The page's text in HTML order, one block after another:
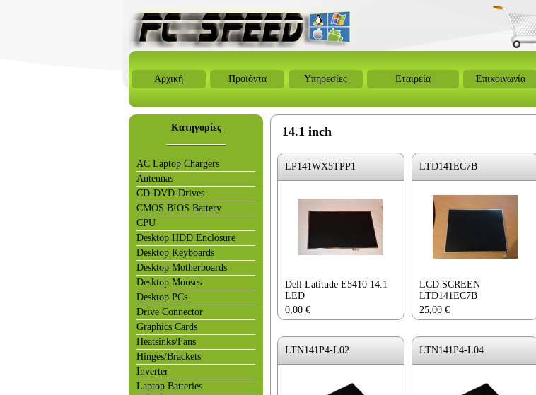
Αρχική Προϊόντα Υπηρεσίες Εταιρεία Επικοινωνία
Κατηγορίες
AC Laptop Chargers
Antennas
CD-DVD-Drives
CMOS BIOS Battery
CPU
Desktop HDD Enclosure
Desktop Keyboards
Desktop Motherboards
Desktop Mouses
Desktop PCs
Drive Connector
Graphics Cards
Heatsinks/Fans
Hinges/Brackets
Inverter
Laptop Batteries
14.1 inch
LP141WX5TPP1
Dell Latitude E5410 14.1
LED
0,00 €
LTD141EC7B
LCD SCREEN
LTD141EC7B
25,00 €
LTN141P4-L02 LTN141P4-L04